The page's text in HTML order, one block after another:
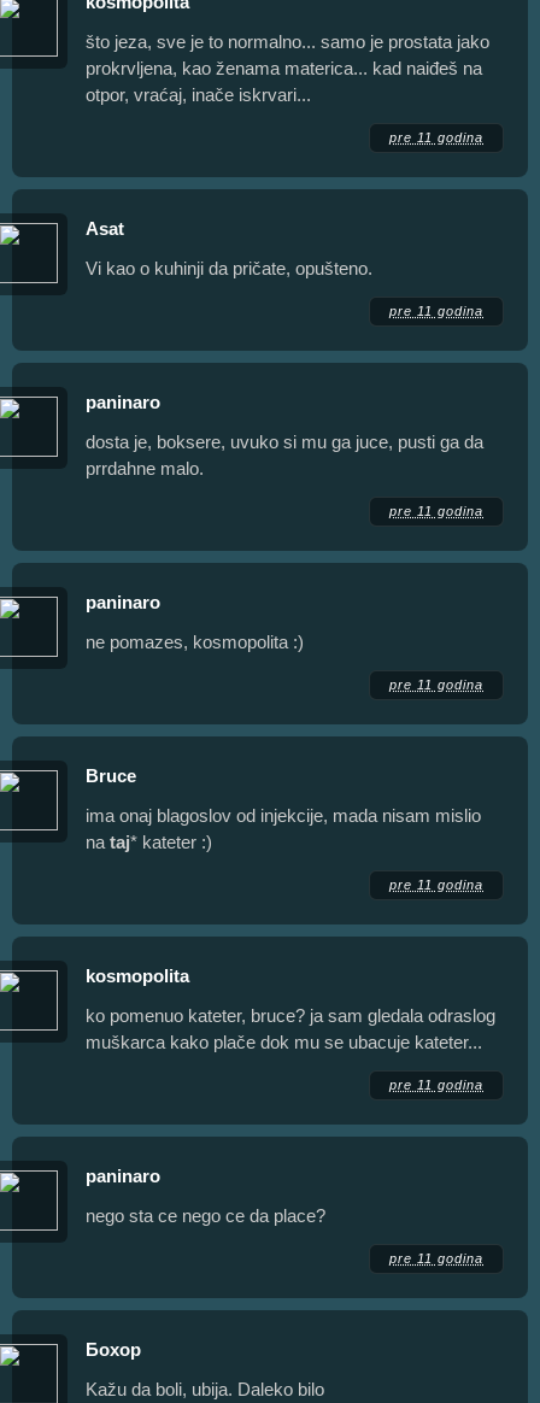
što jeza, sve je to normalno... samo je prostata jako
prokrvljena, kao ženama materica... kad naiđeš na
otpor, vraćaj, inače iskrvari...
pre 11 godina
Asat
Vi kao o kuhinji da pričate, opušteno.
pre 11 godina
paninaro
dosta je, boksere, uvuko si mu ga juce, pusti ga da
prrdahne malo.
pre 11 godina
paninaro
ne pomazes, kosmopolita :)
pre 11 godina
Bruce
ima onaj blagoslov od injekcije, mada nisam mislio
na taj* kateter :)
pre 11 godina
kosmopolita
ko pomenuo kateter, bruce? ja sam gledala odraslog
muškarca kako plače dok mu se ubacuje kateter...
pre 11 godina
paninaro
nego sta ce nego ce da place?
pre 11 godina
Бохор
Kažu da boli, ubija. Daleko bilo